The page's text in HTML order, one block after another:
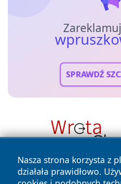
SPRAWDŹ
Nasza strona korzysta z
działała prawidłowo.